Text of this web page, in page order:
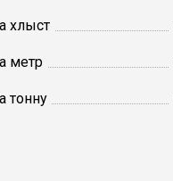
хлыст
метр
тонну